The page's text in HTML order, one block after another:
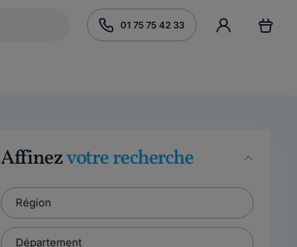
01 75 75 42 33
Affinezvotre recherche